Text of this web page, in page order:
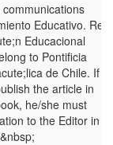
Educativo.
Educacional
to Pontificia
de Chile. If
the article in
he/she must
to the Editor in